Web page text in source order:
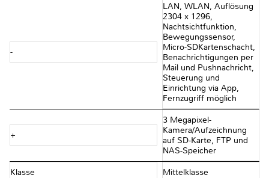
-
LAN, WLAN, Auflösung
2304 x 1296,
Nachtsichtfunktion,
Bewegungssensor,
Micro-SDKartenschacht,
Benachrichtigungen per
Mail und Pushnachricht,
Steuerung und
Einrichtung via App,
Fernzugriff möglich
+
3 Megapixel-
Kamera/Aufzeichnung
auf SD-Karte, FTP und
NAS-Speicher
Klasse Mittelklasse